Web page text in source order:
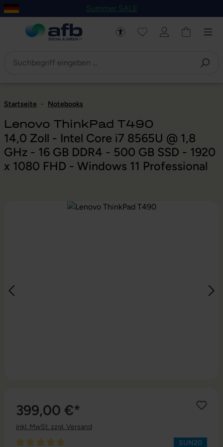
Hauptinhalt springen
Zur Navigation der B2B-Plattform springen
Summer SALE
Startseite - Notebooks
Lenovo ThinkPad T490
14,0 Zoll - Intel Core i7 8565U @ 1,8
GHz - 16 GB DDR4 - 500 GB SSD - 1920
x 1080 FHD - Windows 11 Professional
Bildergalerie überspringen
399,00 €*
inkl. MwSt. zzgl. Versand
SUN20